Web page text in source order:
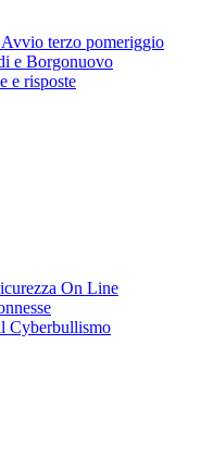
terzo pomeriggio
e Borgonuovo
e risposte
On Line
Cyberbullismo